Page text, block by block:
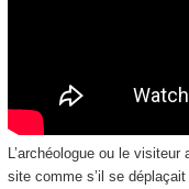
L’archéologue ou le
site comme s’il se